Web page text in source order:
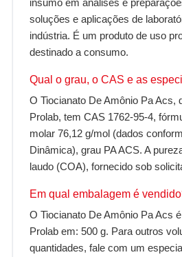
soluções e aplicações de
indústria. É um produto de uso
destinado a consumo.
Qual o grau, o CAS e as
O Tiocianato De Amônio Pa Acs,
Prolab, tem CAS 1762-95-4,
molar 76,12 g/mol (dados
Dinâmica), grau PA ACS. A
laudo (COA), fornecido sob
Em qual embalagem é
O Tiocianato De Amônio Pa Acs
Prolab em: 500 g. Para outros
quantidades, fale com um